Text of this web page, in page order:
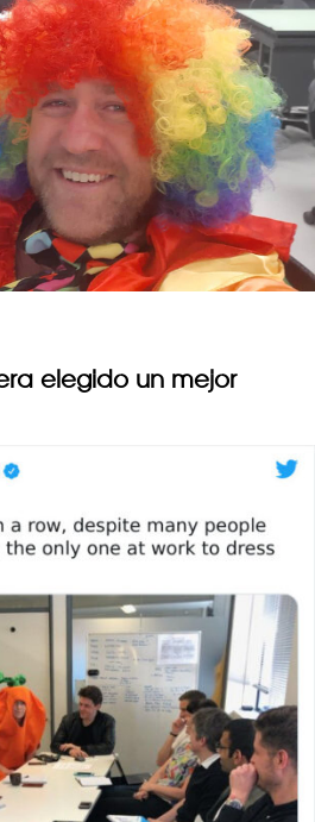
elegido un mejor